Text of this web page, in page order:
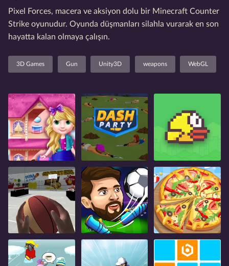
Pixel Forces, macera ve aksiyon dolu bir Minecraft Counter
Strike oyunudur. Oyunda düşmanları silahla vurarak en son
hayatta kalan olmaya çalışın.
3D Games Gun Unity3D weapons WebGL